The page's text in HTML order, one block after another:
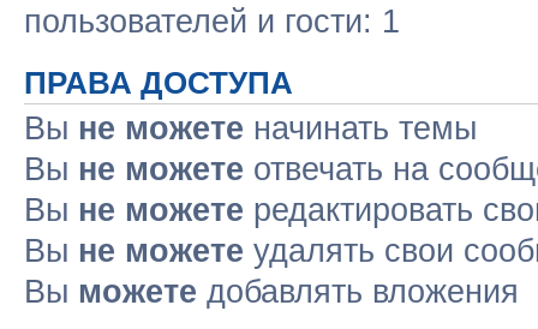
пользователей и гости: 1
ПРАВА ДОСТУПА
Вы не можете начинать темы
Вы не можете отвечать на
Вы не можете редактировать
Вы не можете удалять свои
Вы можете добавлять вложения